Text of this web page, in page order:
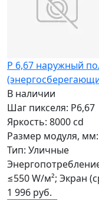
P 6,67 наружный
В наличии
Шаг пикселя: P6,67
Яркость: 8000 cd
Размер модуля,
Тип: Уличные
≤550 W/м²; Экран
1 996 руб.